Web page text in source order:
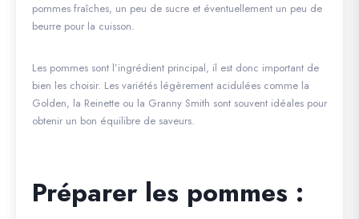
pommes fraîches, un peu de sucre et éventuellement un peu de
beurre pour la cuisson.
Les pommes sont l’ingrédient principal, il est donc important de
bien les choisir. Les variétés légèrement acidulées comme la
Golden, la Reinette ou la Granny Smith sont souvent idéales pour
obtenir un bon équilibre de saveurs.
Préparer les pommes :